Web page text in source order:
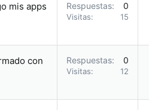
mis apps
Respuestas 0
Visitas 15
con
Respuestas 0
Visitas 12